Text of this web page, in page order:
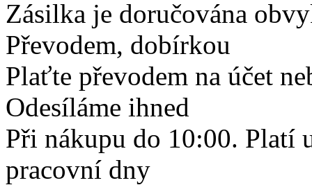
Zásilka je doručována
Převodem, dobírkou
Plaťte převodem na účet
Odesíláme ihned
Při nákupu do 10:00. Platí
pracovní dny